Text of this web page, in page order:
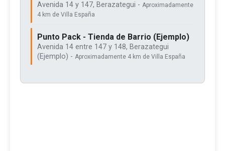
Avenida 14 y 147, Berazategui - Aproximadamente
4 km de Villa España
Punto Pack - Tienda de Barrio (Ejemplo)
Avenida 14 entre 147 y 148, Berazategui
(Ejemplo) - Aproximadamente 4 km de Villa España